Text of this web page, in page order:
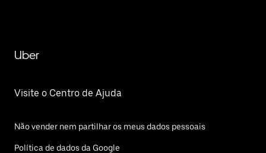
Uber
Visite o Centro de Ajuda
Não vender nem partilhar os meus dados pessoais
Política de dados da Google